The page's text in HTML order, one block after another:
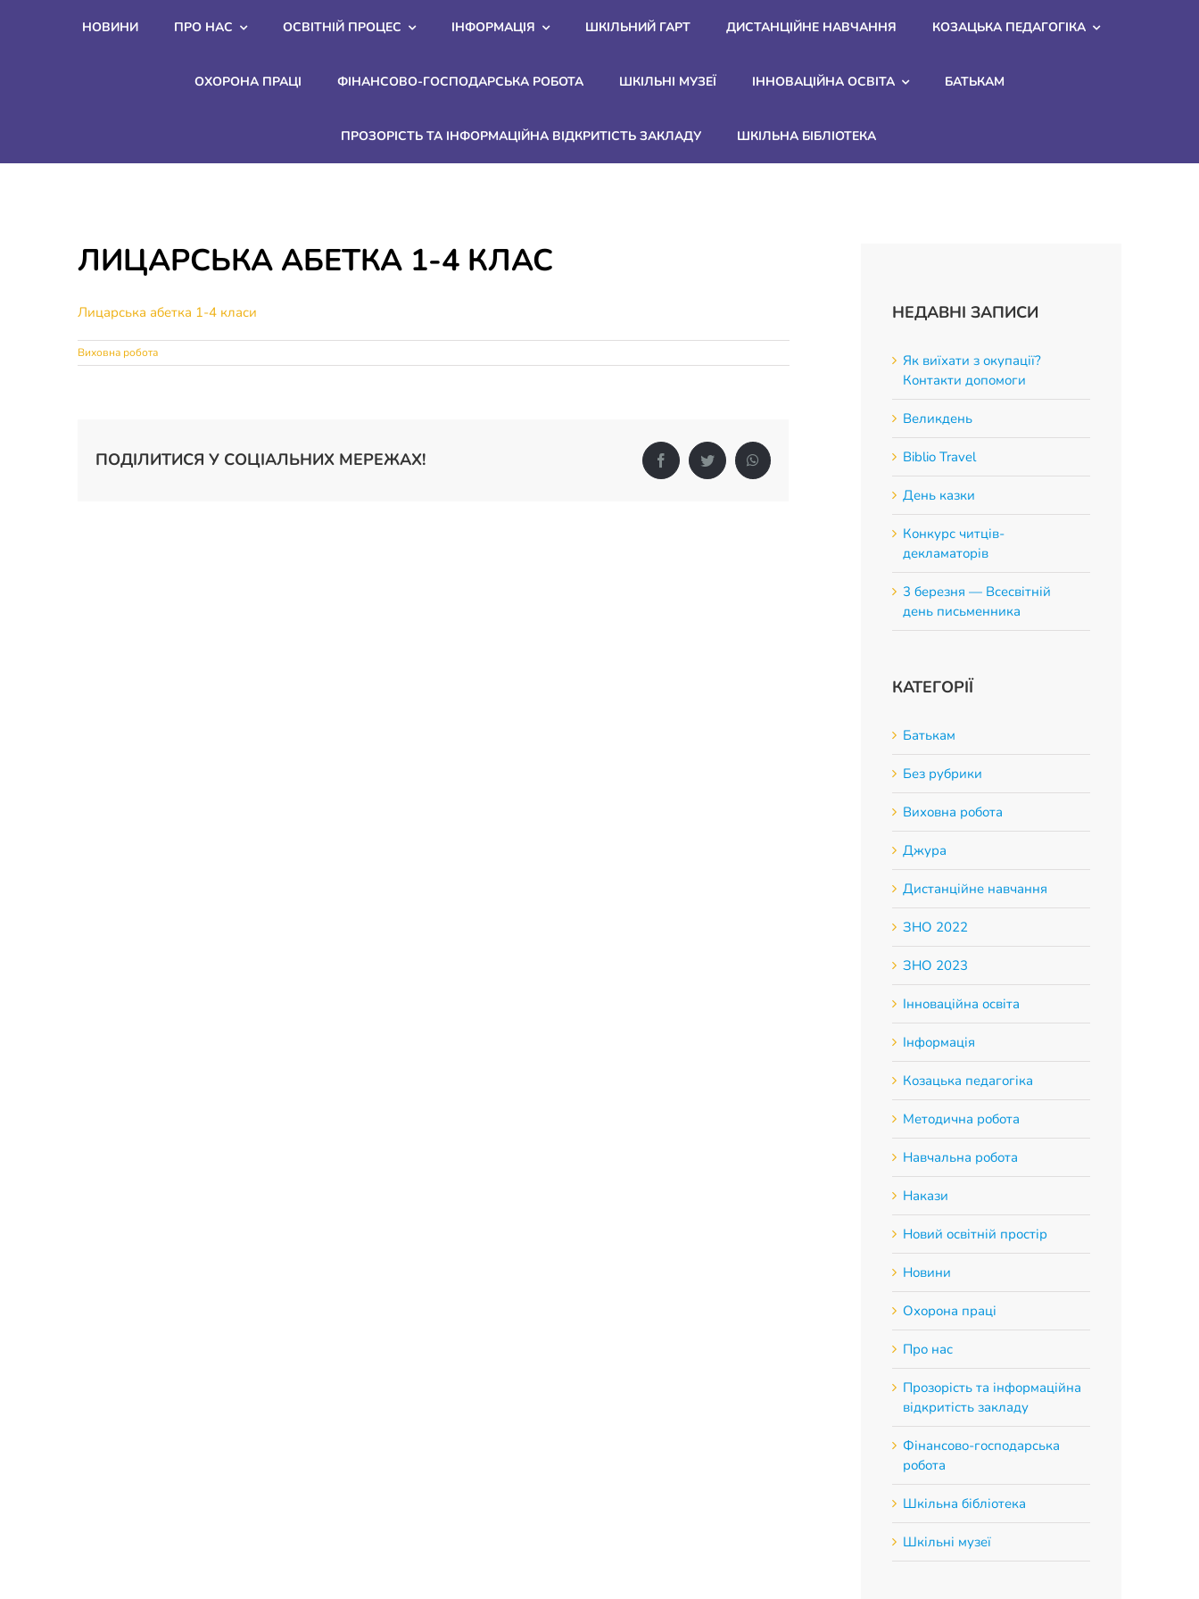
НОВИНИ ПРО НАС ОСВІТНІЙ ПРОЦЕС ІНФОРМАЦІЯ ШКІЛЬНИЙ ГАРТ ДИСТАНЦІЙНЕ НАВЧАННЯ КОЗАЦЬКА ПЕДАГОГІКА
ОХОРОНА ПРАЦІ ФІНАНСОВО-ГОСПОДАРСЬКА РОБОТА ШКІЛЬНІ МУЗЕЇ ІННОВАЦІЙНА ОСВІТА БАТЬКАМ
ПРОЗОРІСТЬ ТА ІНФОРМАЦІЙНА ВІДКРИТІСТЬ ЗАКЛАДУ ШКІЛЬНА БІБЛІОТЕКА
ЛИЦАРСЬКА АБЕТКА 1-4 КЛАС
Лицарська абетка 1-4 класи
Виховна робота
ПОДІЛИТИСЯ У СОЦІАЛЬНИХ МЕРЕЖАХ! FacebookTwitter WhatsApp
НЕДАВНІ ЗАПИСИ
Як виїхати з окупації?
Контакти допомоги
Великдень
Biblio Travel
День казки
Конкурс читців-
декламаторів
3 березня — Всесвітній
день письменника
КАТЕГОРІЇ
Батькам
Без рубрики
Виховна робота
Джура
Дистанційне навчання
ЗНО 2022
ЗНО 2023
Інноваційна освіта
Інформація
Козацька педагогіка
Методична робота
Навчальна робота
Накази
Новий освітній простір
Новини
Охорона праці
Про нас
Прозорість та інформаційна
відкритість закладу
Фінансово-господарська
робота
Шкільна бібліотека
Шкільні музеї